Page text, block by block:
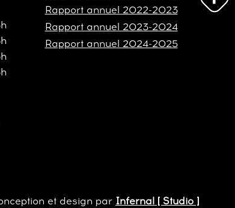
Rapport annuel 2022-2023
Rapport annuel 2023-2024
Rapport annuel 2024-2025
et design par Infernal [ Studio ]